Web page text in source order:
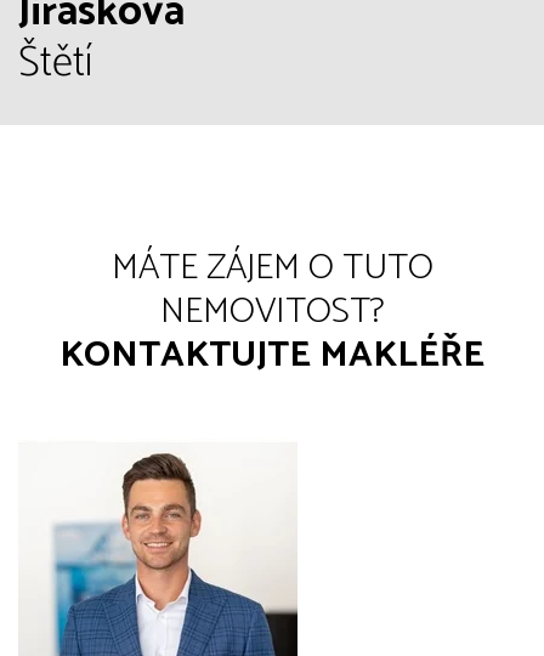
Štětí
MÁTE ZÁJEM O TUTO
NEMOVITOST?
KONTAKTUJTE MAKLÉŘE